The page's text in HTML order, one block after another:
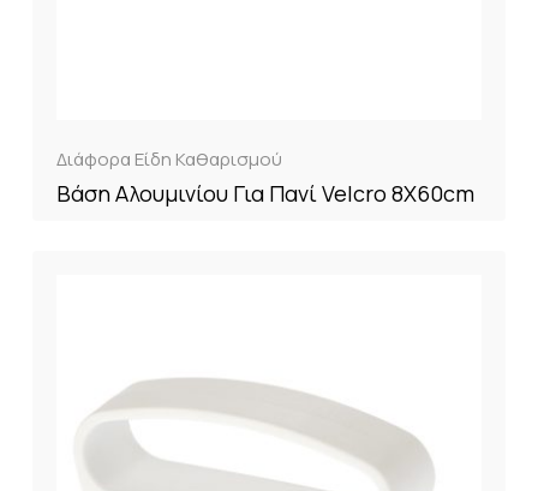
Διάφορα Είδη Καθαρισμού
Βάση Αλουμινίου Για Πανί Velcro 8X60cm